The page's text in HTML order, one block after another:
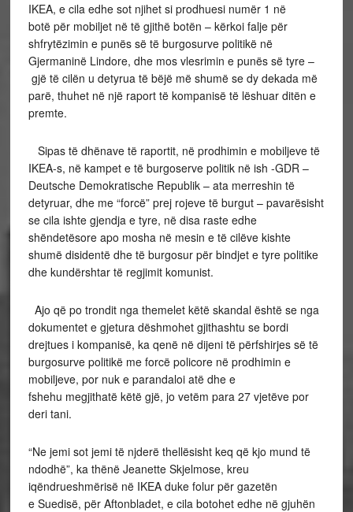
IKEA, e cila edhe sot njihet si prodhuesi numër 1 në
botë për mobiljet në të gjithë botën – kërkoi falje për
shfrytëzimin e punës së të burgosurve politikë në
Gjermaninë Lindore, dhe mos vlesrimin e punës së tyre –
gjë të cilën u detyrua të bëjë më shumë se dy dekada më
parë, thuhet në një raport të kompanisë të lëshuar ditën e
premte.
Sipas të dhënave të raportit, në prodhimin e mobiljeve të
IKEA-s, në kampet e të burgoserve politik në ish -GDR –
Deutsche Demokratische Republik – ata merreshin të
detyruar, dhe me “forcë” prej rojeve të burgut – pavarësisht
se cila ishte gjendja e tyre, në disa raste edhe
shëndetësore apo mosha në mesin e të cilëve kishte
shumë disidentë dhe të burgosur për bindjet e tyre politike
dhe kundërshtar të regjimit komunist.
Ajo që po trondit nga themelet këtë skandal është se nga
dokumentet e gjetura dëshmohet gjithashtu se bordi
drejtues i kompanisë, ka qenë në dijeni të përfshirjes së të
burgosurve politikë me forcë policore në prodhimin e
mobiljeve, por nuk e parandaloi atë dhe e
fshehu megjithatë këtë gjë, jo vetëm para 27 vjetëve por
deri tani.
“Ne jemi sot jemi të njderë thellësisht keq që kjo mund të
ndodhë”, ka thënë Jeanette Skjelmose, kreu
iqëndrueshmërisë në IKEA duke folur për gazetën
e Suedisë, për Aftonbladet, e cila botohet edhe në gjuhën